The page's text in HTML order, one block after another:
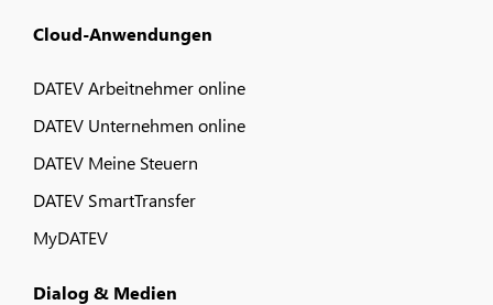
Cloud-Anwendungen
DATEV Arbeitnehmer online
DATEV Unternehmen online
DATEV Meine Steuern
DATEV SmartTransfer
MyDATEV
Dialog & Medien